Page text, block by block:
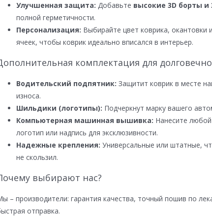
Улучшенная защита: Добавьте высокие 3D борты и
полной герметичности.
Персонализация: Выбирайте цвет коврика, окантовки
ячеек, чтобы коврик идеально вписался в интерьер.
комплектация для
Водительский подпятник: Защитит коврик в месте
износа.
Шильдики (логотипы): Подчеркнут марку вашего
Компьютерная машинная вышивка: Нанесите любой
логотип или надпись для эксклюзивности.
Надежные крепления: Универсальные или штатные,
не скользил.
выбирают нас?
– производители: гарантия качества, точный пошив по
отправка.